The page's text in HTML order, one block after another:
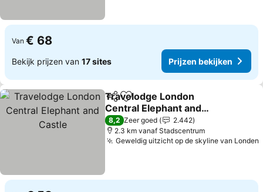
Van € 68
Bekijk prijzen van 17 sites Prijzen bekijken
DelenToevoegen aan favorieten
Travelodge London
Central Elephant and
Castle
Prijzen bekijken
8,2 Zeer goed
2.442
2.3 km vanaf Stadscentrum
Geweldig uitzicht op de skyline van Londen